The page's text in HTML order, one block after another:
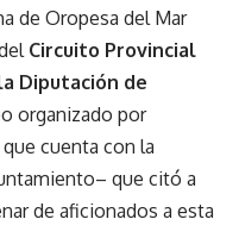
de Oropesa del Mar
Circuito Provincial
Diputación de
organizado por
cuenta con la
que citó a
de aficionados a esta